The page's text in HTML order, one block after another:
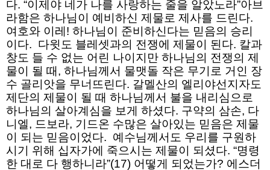
다. “이제야 네가 나를 사랑하는 줄을 알았노라”아브
라함은 하나님이 예비하신 제물로 제사를 드린다.
여호와 이레! 하나님이 준비하신다는 믿음의 승리
이다. 다윗도 블레셋과의 전쟁에 제물이 된다. 칼과
창도 들 수 없는 어린 나이지만 하나님의 전쟁의 제
물이 될 때, 하나님께서 물맷돌 작은 무기로 거인 장
수 골리앗을 무너뜨린다. 갈멜산의 엘리야선지자도
제단의 제물이 될 때 하나님께서 불을 내리심으로
하나님의 살아계심을 보게 하셨다. 구약의 삼손, 다
니엘, 드보라, 기드온 수많은 살아있는 믿음은 제물
이 되는 믿음이었다. 예수님께서도 우리를 구원하
시기 위해 십자가에 죽으시는 제물이 되셨다. “명령
한 대로 다 행하니라”(17) 어떻게 되었는가? 에스더